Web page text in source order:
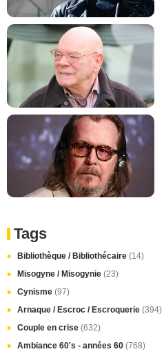
Tags
Bibliothèque / Bibliothécaire (14)
Misogyne / Misogynie (23)
Cynisme (97)
Arnaque / Escroc / Escroquerie (394)
Couple en crise (632)
Ambiance 60's - années 60 (768)